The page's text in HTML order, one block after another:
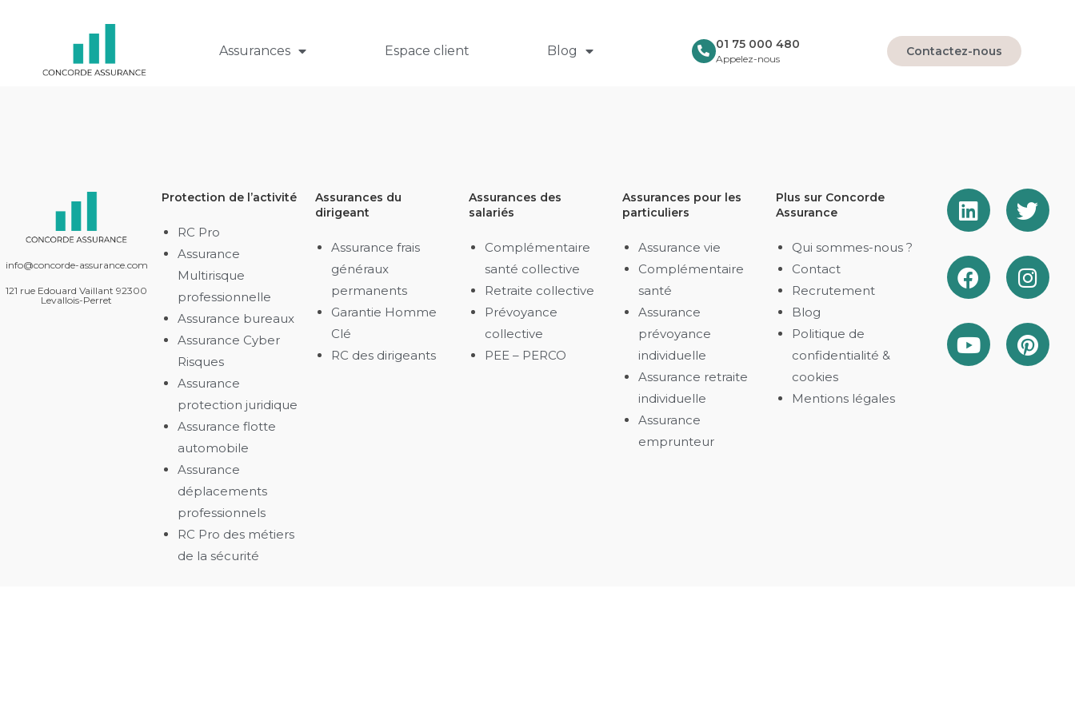
Assurances Espace client Blog 01 75 000 480
Appelez-nous
Contactez-nous
info@concorde-assurance.com
121 rue Edouard Vaillant 92300
Levallois-Perret
Protection de l’activité
RC Pro
Assurance
Multirisque
professionnelle
Assurance bureaux
Assurance Cyber
Risques
Assurance
protection juridique
Assurance flotte
automobile
Assurance
déplacements
professionnels
RC Pro des métiers
de la sécurité
Assurances du
dirigeant
Assurance frais
généraux
permanents
Garantie Homme
Clé
RC des dirigeants
Assurances des
salariés
Complémentaire
santé collective
Retraite collective
Prévoyance
collective
PEE – PERCO
Assurances pour les
particuliers
Assurance vie
Complémentaire
santé
Assurance
prévoyance
individuelle
Assurance retraite
individuelle
Assurance
emprunteur
Plus sur Concorde
Assurance
Qui sommes-nous ?
Contact
Recrutement
Blog
Politique de
confidentialité &
cookies​
Mentions légales